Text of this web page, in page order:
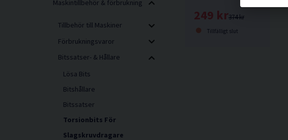
Maskintillbehör & förbrukning
Tillbehör till Maskiner
Förbrukningsvaror
Bitssatser- & Hållare
Lösa Bits
Bitshållare
Bitssatser
Torsionbits För
Slagskruvdragare
374 kr
249 kr
Tillfälligt slut